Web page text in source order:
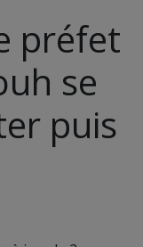
préfet
se
puis